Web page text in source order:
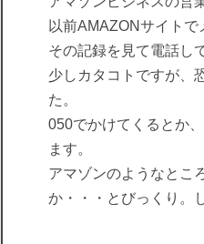
以前AMAZONサイトで
その記録を見て電話し
少しカタコトですが、
た。
050でかけてくるとか
ます。
アマゾンのようなとこ
か・・・とびっくり。